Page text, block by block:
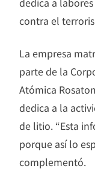
contra el
La empresa
parte de la
Atómica
dedica a la
de litio. “Esta
porque así lo
complementó.